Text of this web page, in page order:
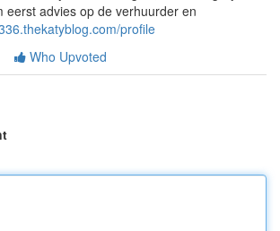
eerst advies op de verhuurder en
profile
Who Upvoted